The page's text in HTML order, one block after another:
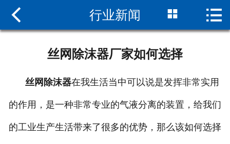
网站首页
 行业新闻  
丝网除沫器厂家如何选择
丝网除沫器在我生活当中可以说是发挥非常实用
的作用，是一种非常专业的气液分离的装置，给我们
的工业生产生活带来了很多的优势，那么该如何选择